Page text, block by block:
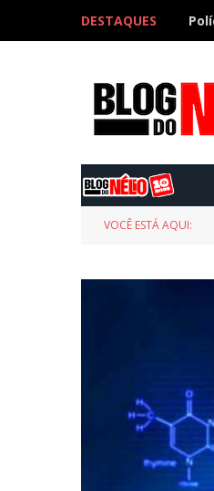
DESTAQUES
VOCÊ ESTÁ AQUI: